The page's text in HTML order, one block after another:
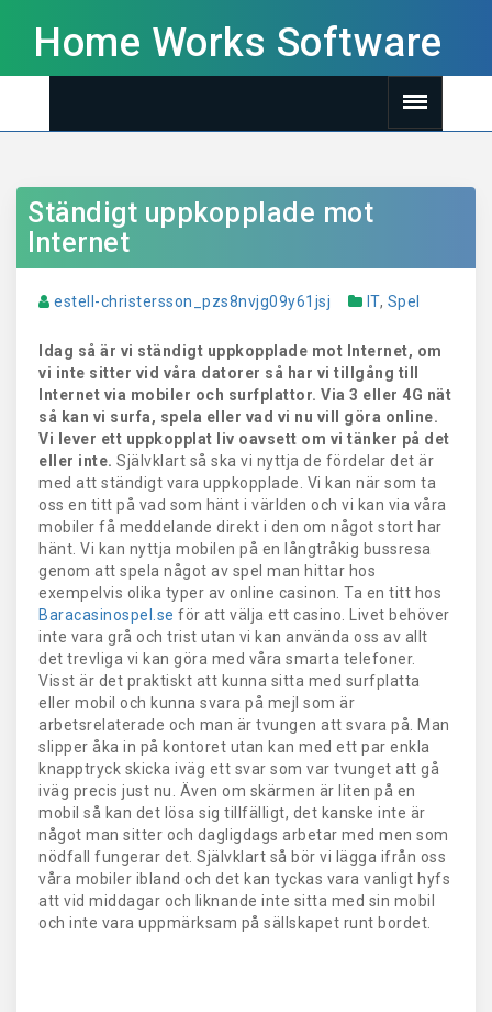
Home Works Software
Ständigt uppkopplade mot
Internet
estell-christersson_pzs8nvjg09y61jsj IT, Spel
Idag så är vi ständigt uppkopplade mot Internet, om
vi inte sitter vid våra datorer så har vi tillgång till
Internet via mobiler och surfplattor. Via 3 eller 4G nät
så kan vi surfa, spela eller vad vi nu vill göra online.
Vi lever ett uppkopplat liv oavsett om vi tänker på det
eller inte. Självklart så ska vi nyttja de fördelar det är
med att ständigt vara uppkopplade. Vi kan när som ta
oss en titt på vad som hänt i världen och vi kan via våra
mobiler få meddelande direkt i den om något stort har
hänt. Vi kan nyttja mobilen på en långtråkig bussresa
genom att spela något av spel man hittar hos
exempelvis olika typer av online casinon. Ta en titt hos
Baracasinospel.se för att välja ett casino. Livet behöver
inte vara grå och trist utan vi kan använda oss av allt
det trevliga vi kan göra med våra smarta telefoner.
Visst är det praktiskt att kunna sitta med surfplatta
eller mobil och kunna svara på mejl som är
arbetsrelaterade och man är tvungen att svara på. Man
slipper åka in på kontoret utan kan med ett par enkla
knapptryck skicka iväg ett svar som var tvunget att gå
iväg precis just nu. Även om skärmen är liten på en
mobil så kan det lösa sig tillfälligt, det kanske inte är
något man sitter och dagligdags arbetar med men som
nödfall fungerar det. Självklart så bör vi lägga ifrån oss
våra mobiler ibland och det kan tyckas vara vanligt hyfs
att vid middagar och liknande inte sitta med sin mobil
och inte vara uppmärksam på sällskapet runt bordet.